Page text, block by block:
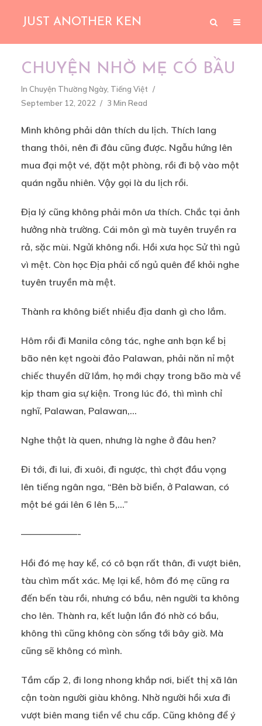
JUST ANOTHER KEN
CHUYỆN NHỜ MẸ CÓ BẦU
In Chuyện Thường Ngày, Tiếng Việt
September 12, 2022
3 Min Read
Mình không phải dân thích du lịch. Thích lang
thang thôi, nên đi đâu cũng được. Ngẫu hứng lên
mua đại một vé, đặt một phòng, rồi đi bộ vào một
quán ngẫu nhiên. Vậy gọi là du lịch rồi.
Địa lý cũng không phải môn ưa thích. Chắc tại ảnh
hưởng nhà trường. Cái môn gì mà tuyên truyền ra
rả, sặc mùi. Ngửi không nổi. Hồi xưa học Sử thì ngủ
vì mệt. Còn học Địa phải cố ngủ quên để khỏi nghe
tuyên truyền mà mệt.
Thành ra không biết nhiều địa danh gì cho lắm.
Hôm rồi đi Manila công tác, nghe anh bạn kể bị
bão nên kẹt ngoài đảo Palawan, phải năn nỉ một
chiếc thuyền dữ lắm, họ mới chạy trong bão mà về
kịp tham gia sự kiện. Trong lúc đó, thì mình chỉ
nghĩ, Palawan, Palawan,…
Nghe thật là quen, nhưng là nghe ở đâu hen?
Đi tới, đi lui, đi xuôi, đi ngược, thì chợt đầu vọng
lên tiếng ngân nga, “Bên bờ biển, ở Palawan, có
một bé gái lên 6 lên 5,…”
——————-
Hồi đó mẹ hay kể, có cô bạn rất thân, đi vượt biên,
tàu chìm mất xác. Mẹ lại kể, hôm đó mẹ cũng ra
đến bến tàu rồi, nhưng có bầu, nên người ta không
cho lên. Thành ra, kết luận lần đó nhờ có bầu,
không thì cũng không còn sống tới bây giờ. Mà
cũng sẽ không có mình.
Tầm cấp 2, đi long nhong khắp nơi, biết thị xã lân
cận toàn người giàu không. Nhờ người hồi xưa đi
vượt biên mang tiền về chu cấp. Cũng không để ý